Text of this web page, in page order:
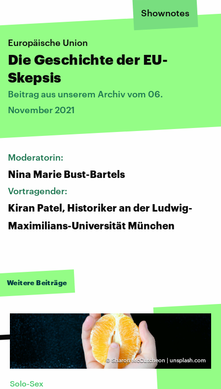
Shownotes
Europäische Union
Die Geschichte der EU-
Skepsis
Beitrag aus unserem Archiv vom 06.
November 2021
Moderatorin:
Nina Marie Bust-Bartels
Vortragender:
Kiran Patel, Historiker an der Ludwig-
Maximilians-Universität München
Weitere Beiträge
© Sharon McCutcheon | unsplash.com
Solo-Sex